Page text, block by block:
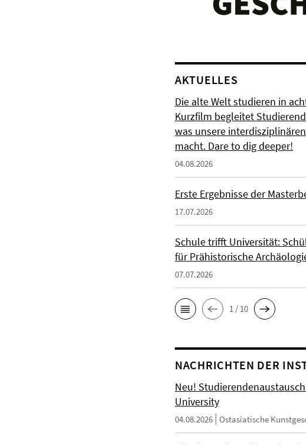
AKTUELLES
Die alte Welt studieren in
Kurzfilm begleitet
was unsere
macht. Dare to dig deeper!
04.08.2026
Erste Ergebnisse der
17.07.2026
Schule trifft Universität:
für Prähistorische
07.07.2026
1 / 10
NACHRICHTEN DER
Neu!
University
04.08.2026 Ostasiatische